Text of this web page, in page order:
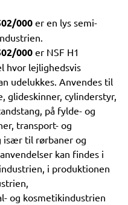
000 er en lys semi-
000 er NSF H1
hvor lejlighedsvis
udelukkes. Anvendes til
glideskinner, cylinderstyr,
på fylde- og
transport- og
især til rørbaner og
kan findes i
i produktionen
og kosmetikindustrien